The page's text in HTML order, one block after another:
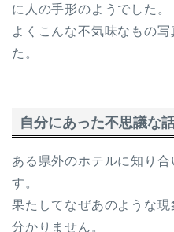
に人の手形のようでした。
よくこんな不気味なもの
た。
自分にあった不思議な
ある県外のホテルに知り
す。
果たしてなぜあのような
分かりません。